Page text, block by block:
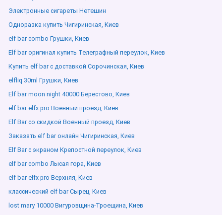
Электронные сигареты Нетешин
Одноразка купить Чигиринская, Киев
elf bar combo Грушки, Киев
Elf bar оригинал купить Телеграфный переулок, Киев
Купить elf bar с доставкой Сорочинская, Киев
elfliq 30ml Грушки, Киев
Elf bar moon night 40000 Берестово, Киев
elf bar elfx pro Военный проезд, Киев
Elf Bar со скидкой Военный проезд, Киев
Заказать elf bar онлайн Чигиринская, Киев
Elf Bar с экраном Крепостной переулок, Киев
elf bar combo Лысая гора, Киев
elf bar elfx pro Верхняя, Киев
классический elf bar Сырец, Киев
lost mary 10000 Вигуровщина-Троещина, Киев